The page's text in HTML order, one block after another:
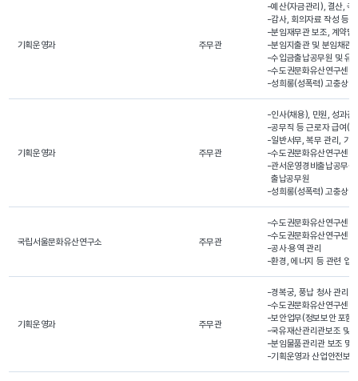
기획운영과 주무관
-예산(자금관리), 결산, 국
-감사, 회의자료 작성 등
-분임재무관 보조, 계약담
-분임지출관 및 분임채관
-수입금출납공무원 및 유
-수도권문화유산연구센
-성희롱(성폭력) 고충상
기획운영과 주무관
-인사(채용), 민원, 성과관
-공무직 등 근로자 급여(
-일반서무, 복무 관리, 기
-수도권문화유산연구센
-관서운영경비출납공무
-성희롱(성폭력) 고충상
국립서울문화유산연구소 주무관
-수도권문화유산연구센
-수도권문화유산연구센
-공사·용역 관리
-환경, 에너지 등 관련 업
기획운영과 주무관
-경복궁, 풍납 청사 관리,
-수도권문화유산연구센
-보안업무(정보보안 포함
-국유재산관리관보조 및
-분임물품관리관 보조 및
-기획운영과 산업안전보